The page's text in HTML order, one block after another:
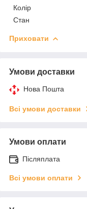
Колір
Стан
Приховати
Умови доставки
Нова Пошта
Всі умови доставки
Умови оплати
Післяплата
Всі умови оплати